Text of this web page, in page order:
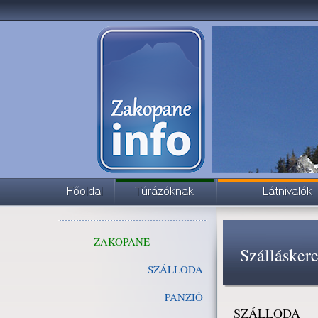
ZAKOPANE
SZÁLLODA
PANZIÓ
SZÁLLODA